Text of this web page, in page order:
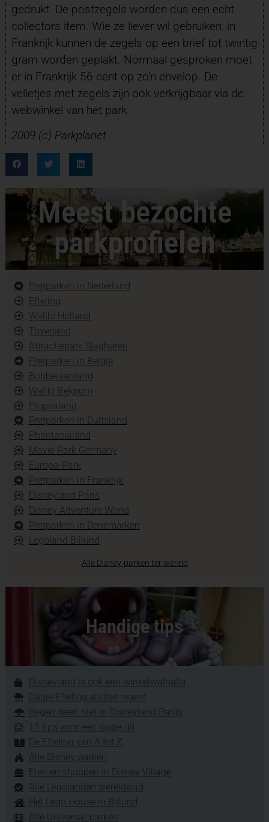
gedrukt. De postzegels worden dus een echt
collectors item. Wie ze liever wil gebruiken: in
Frankrijk kunnen de zegels op een brief tot twintig
gram worden geplakt. Normaal gesproken moet
er in Frankrijk 56 cent op zo’n envelop. De
velletjes met zegels zijn ook verkrijgbaar via de
webwinkel van het park.
2009 (c) Parkplanet
Meest bezochte
parkprofielen
Pretparken in Nederland
Efteling
Walibi Holland
Toverland
Attractiepark Slagharen
Pretparken in België
Bobbejaanland
Walibi Belgium
Plopsaland
Pretparken in Duitsland
Phantasialand
Movie Park Germany
Europa-Park
Pretparken in Frankrijk
Disneyland Paris
Disney Adventure World
Pretparken in Denemarken
Legoland Billund
Alle Disney-parken ter wereld
Handige tips
Disneyland is ook een winkelwalhalla
Dagje Efteling als het regent
Regen deert niet in Disneyland Parijs
15 tips voor een dagje uit
De Efteling van A tot Z
Alle Disney-parken
Eten en shoppen in Disney Village
Alle Legolanden wereldwijd
Het Lego House in Billund
Alle Universal-parken